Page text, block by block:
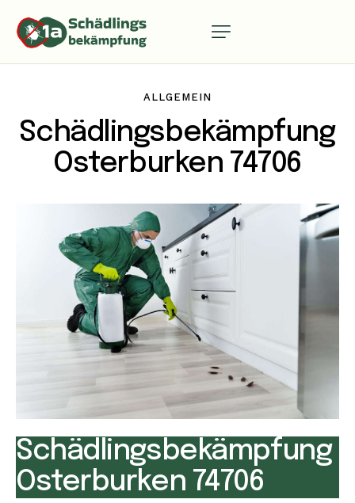
ALLGEMEIN
Schädlingsbekämpfung
Osterburken 74706
Schädlingsbekämpfung
Osterburken 74706